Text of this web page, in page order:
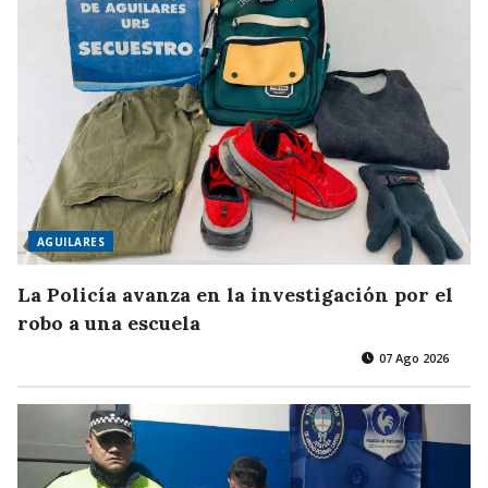
AGUILARES
La Policía avanza en la investigación por el
robo a una escuela
07 Ago 2026